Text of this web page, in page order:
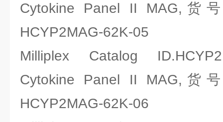
Cytokine Panel II MAG,货
HCYP2MAG-62K-05
Milliplex Catalog
Cytokine Panel II MAG,货
HCYP2MAG-62K-06